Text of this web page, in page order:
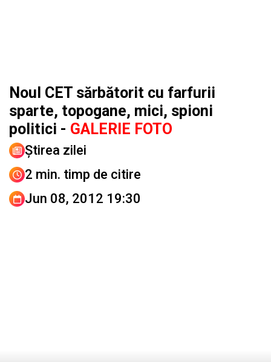
Noul CET sărbătorit cu farfurii
sparte, topogane, mici, spioni
politici - GALERIE FOTO
Știrea zilei
2 min. timp de citire
Jun 08, 2012 19:30